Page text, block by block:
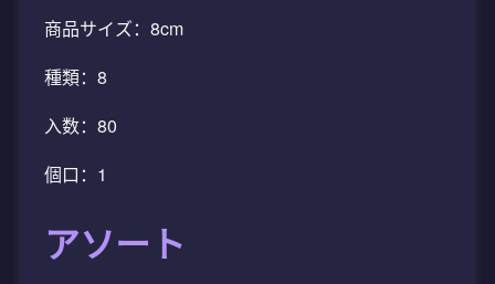
商品サイズ：8cm
種類：8
入数：80
個口：1
アソート